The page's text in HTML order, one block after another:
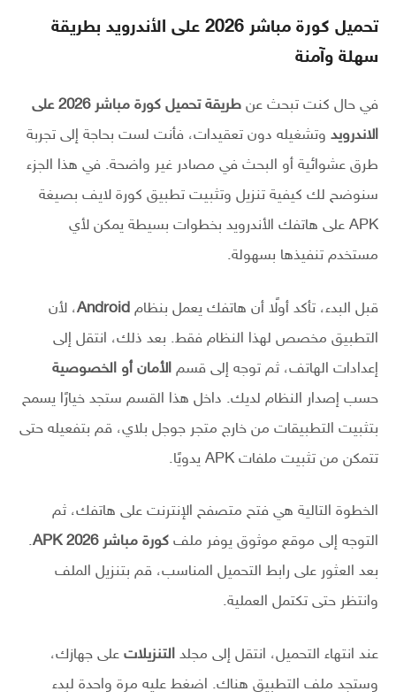
تحميل كورة مباشر 2026 على الأندرويد بطريقة
سهلة وآمنة
في حال كنت تبحث عن
طريقة تحميل كورة مباشر 2026 على
الاندرويد وتشغيله دون تعقيدات، فأنت لست بحاجة إلى تجربة
طرق عشوائية أو البحث في مصادر غير واضحة. في هذا الجزء
سنوضح لك كيفية تنزيل وتثبيت تطبيق كورة لايف بصيغة
APK على هاتفك الأندرويد بخطوات بسيطة يمكن لأي
مستخدم تنفيذها بسهولة.
قبل البدء، تأكد أولًا أن هاتفك يعمل بنظام Android، لأن
التطبيق مخصص لهذا النظام فقط. بعد ذلك، انتقل إلى
إعدادات الهاتف، ثم توجه إلى قسم الأمان أو الخصوصية
حسب إصدار النظام لديك. داخل هذا القسم ستجد خيارًا يسمح
بتثبيت التطبيقات من خارج متجر جوجل بلاي، قم بتفعيله حتى
تتمكن من تثبيت ملفات APK يدويًا.
الخطوة التالية هي فتح متصفح الإنترنت على هاتفك، ثم
التوجه إلى موقع موثوق يوفر ملف كورة مباشر 2026 APK
.
بعد العثور على رابط التحميل المناسب، قم بتنزيل الملف
وانتظر حتى تكتمل العملية.
عند انتهاء التحميل، انتقل إلى مجلد التنزيلات على جهازك،
وستجد ملف التطبيق هناك. اضغط عليه مرة واحدة لبدء